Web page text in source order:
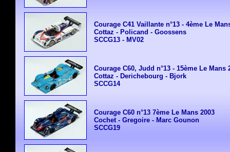
Courage C41 Vaillante n°13 - 4ème Le
Cottaz - Policand - Goossens
SCCG13 - MV02
Courage C60, Judd n°13 - 15ème Le Mans
Cottaz - Derichebourg - Bjork
SCCG14
Courage C60 n°13 7ème Le Mans 2003
Cochet - Gregoire - Marc Gounon
SCCG19